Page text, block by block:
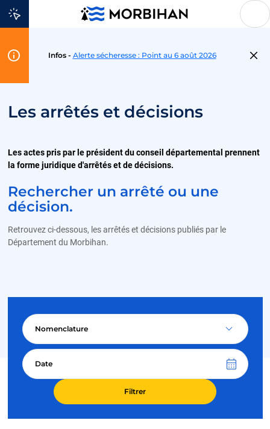
Aller au contenu
Infos - Alerte sécheresse : Point au 6 août 2026
Les arrêtés et décisions
Les actes pris par le président du conseil départemental prennent
la forme juridique d'arrêtés et de décisions.
Rechercher un arrêté ou une
décision.
Retrouvez ci-dessous, les arrêtés et décisions publiés par le
Département du Morbihan.
Nomenclature
Éléments sélectionnés de Nomenclature
Date